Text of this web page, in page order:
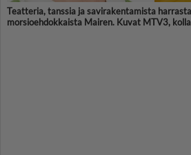
Teatteria, tanssia ja savirakentamista
morsioehdokkaista Mairen. Kuvat MTV3,